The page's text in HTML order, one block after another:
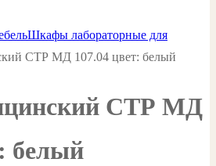
Шкафы лабораторные для
СТР МД 107.04 цвет: белый
СТР МД
белый